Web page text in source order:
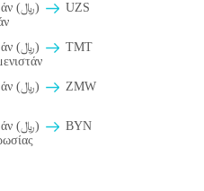
OMR Ριάλ του Ομάν (﷼)
UZS
OMR Ριάλ του Ομάν (﷼)
TMT
OMR Ριάλ του Ομάν (﷼)
ZMW
OMR Ριάλ του Ομάν (﷼)
BYN